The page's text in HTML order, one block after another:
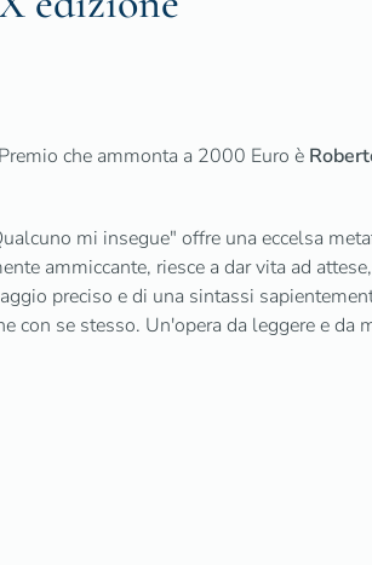
che ammonta a 2000 Euro è
mi insegue" offre una eccelsa
ammiccante, riesce a dar vita ad
preciso e di una sintassi
con se stesso. Un'opera da leggere e da